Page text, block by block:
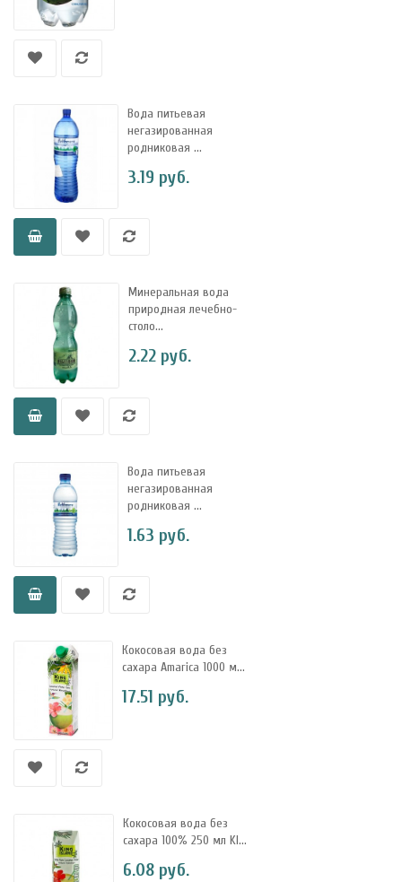
Вода питьевая
негазированная
родниковая ...
3.19 руб.
Минеральная вода
природная лечебно-
столо...
2.22 руб.
Вода питьевая
негазированная
родниковая ...
1.63 руб.
Кокосовая вода без
сахара Amarica 1000 м...
17.51 руб.
Кокосовая вода без
сахара 100% 250 мл KI...
6.08 руб.